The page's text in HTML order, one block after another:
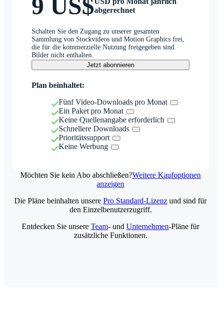
9 US$abgerechnet
Schalten Sie den Zugang zu unserer gesamten
Sammlung von Stockvideos und Motion Graphics frei,
die für die kommerzielle Nutzung freigegeben sind.
Bilder nicht enthalten.
Jetzt abonnieren
Plan beinhaltet:
Fünf Video-Downloads pro Monat
Ein Paket pro Monat
Keine Quellenangabe erforderlich
Schnellere Downloads
Prioritätssupport
Keine Werbung
Möchten Sie kein Abo abschließen?Weitere Kaufoptionen
anzeigen
Die Pläne beinhalten unsere Pro Standard-Lizenz und sind für
den Einzelbenutzerzugriff.
Entdecken Sie unsere Team- und Unternehmen-Pläne für
zusätzliche Funktionen.